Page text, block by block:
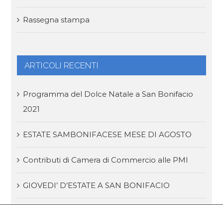
Rassegna stampa
ARTICOLI RECENTI
Programma del Dolce Natale a San Bonifacio
2021
ESTATE SAMBONIFACESE MESE DI AGOSTO
Contributi di Camera di Commercio alle PMI
GIOVEDI’ D’ESTATE A SAN BONIFACIO